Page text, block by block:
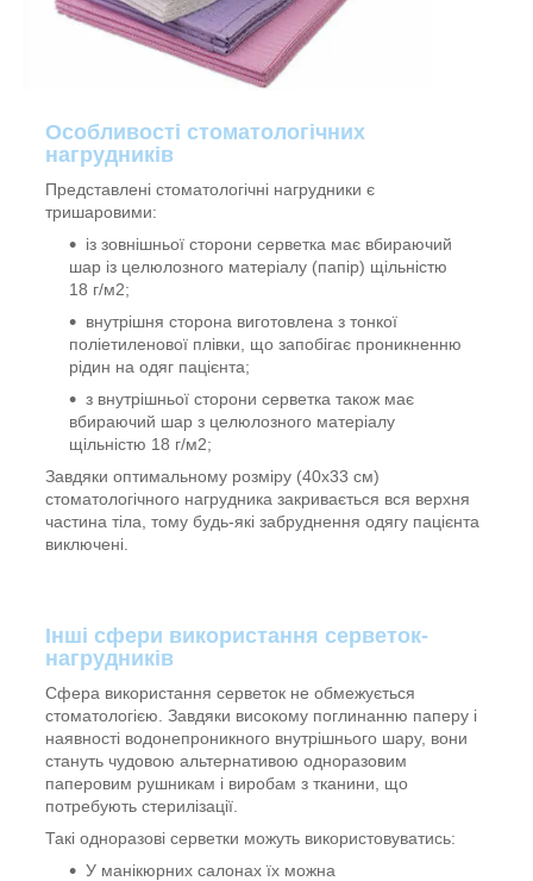
Особливості стоматологічних
нагрудників
Представлені стоматологічні нагрудники є
тришаровими:
із зовнішньої сторони серветка має вбираючий
шар із целюлозного матеріалу (папір) щільністю
18 г/м2;
внутрішня сторона виготовлена з тонкої
поліетиленової плівки, що запобігає проникненню
рідин на одяг пацієнта;
з внутрішньої сторони серветка також має
вбираючий шар з целюлозного матеріалу
щільністю 18 г/м2;
Завдяки оптимальному розміру (40х33 см)
стоматологічного нагрудника закривається вся верхня
частина тіла, тому будь-які забруднення одягу пацієнта
виключені.
Інші сфери використання серветок-
нагрудників
Сфера використання серветок не обмежується
стоматологією. Завдяки високому поглинанню паперу і
наявності водонепроникного внутрішнього шару, вони
стануть чудовою альтернативою одноразовим
паперовим рушникам і виробам з тканини, що
потребують стерилізації.
Такі одноразові серветки можуть використовуватись:
У манікюрних салонах їх можна